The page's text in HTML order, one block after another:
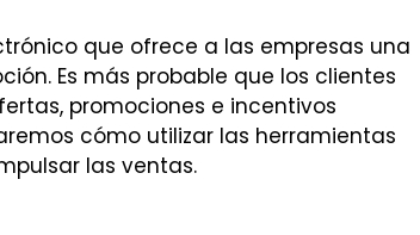
que ofrece a las empresas una
Es más probable que los clientes
promociones e incentivos
cómo utilizar las herramientas
las ventas.